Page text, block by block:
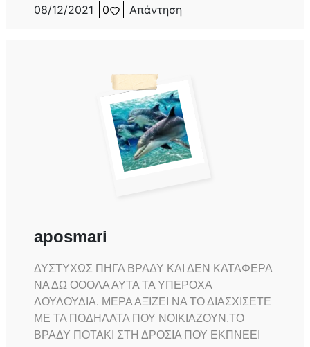
08/12/2021 0 Απάντηση
aposmari
ΔΥΣΤΥΧΩΣ ΠΗΓΑ ΒΡΑΔΥ ΚΑΙ ΔΕΝ ΚΑΤΑΦΕΡΑ
ΝΑ ΔΩ ΟΟΟΛΑ ΑΥΤΑ ΤΑ ΥΠΕΡΟΧΑ
ΛΟΥΛΟΥΔΙΑ. ΜΕΡΑ ΑΞΙΖΕΙ ΝΑ ΤΟ ΔΙΑΣΧΙΣΕΤΕ
ΜΕ ΤΑ ΠΟΔΗΛΑΤΑ ΠΟΥ ΝΟΙΚΙΑΖΟΥΝ.ΤΟ
ΒΡΑΔΥ ΠΟΤΑΚΙ ΣΤΗ ΔΡΟΣΙΑ ΠΟΥ ΕΚΠΝΕΕΙ